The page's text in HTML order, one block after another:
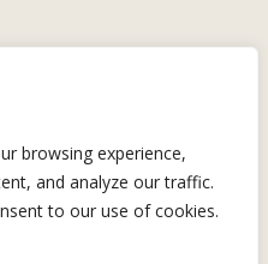
browsing experience,
and analyze our traffic.
to our use of cookies.
στην ιδιωτικότητα